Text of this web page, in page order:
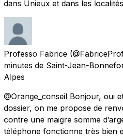
dans Unieux et dans les
Professo Fabrice
minutes de Saint-Jean-
Alpes
@Orange_conseil Bonjour, oui
dossier, on me propose de
contre une maigre somme
téléphone fonctionne très bien